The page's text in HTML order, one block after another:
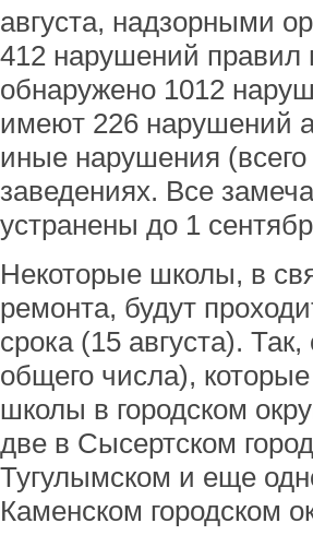
августа, надзорными
412 нарушений правил
обнаружено 1012
имеют 226 нарушений
иные нарушения
заведениях. Все
устранены до 1
Некоторые школы, в
ремонта, будут
срока (15 августа).
общего числа),
школы в городском
две в Сысертском
Тугулымском и еще
Каменском городском